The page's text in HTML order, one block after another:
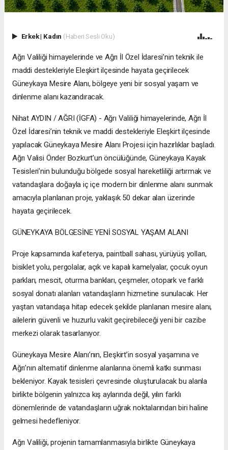
Erkek| Kadın (Haberi Sesli Oku)
Ağrı Valiliği himayelerinde ve Ağrı İl Özel İdaresi’nin teknik ile
maddi destekleriyle Eleşkirt ilçesinde hayata geçirilecek
Güneykaya Mesire Alanı, bölgeye yeni bir sosyal yaşam ve
dinlenme alanı kazandıracak.
Nihat AYDIN / AĞRI (İGFA) - Ağrı Valiliği himayelerinde, Ağrı İl
Özel İdaresi’nin teknik ve maddi destekleriyle Eleşkirt ilçesinde
yapılacak Güneykaya Mesire Alanı Projesi için hazırlıklar başladı.
Ağrı Valisi Önder Bozkurt’un öncülüğünde, Güneykaya Kayak
Tesisleri’nin bulunduğu bölgede sosyal hareketliliği artırmak ve
vatandaşlara doğayla iç içe modern bir dinlenme alanı sunmak
amacıyla planlanan proje, yaklaşık 50 dekar alan üzerinde
hayata geçirilecek.
GÜNEYKAYA BÖLGESİNE YENİ SOSYAL YAŞAM ALANI
Proje kapsamında kafeterya, paintball sahası, yürüyüş yolları,
bisiklet yolu, pergolalar, açık ve kapalı kamelyalar, çocuk oyun
parkları, mescit, oturma bankları, çeşmeler, otopark ve farklı
sosyal donatı alanları vatandaşların hizmetine sunulacak. Her
yaştan vatandaşa hitap edecek şekilde planlanan mesire alanı,
ailelerin güvenli ve huzurlu vakit geçirebileceği yeni bir cazibe
merkezi olarak tasarlanıyor.
Güneykaya Mesire Alanı’nın, Eleşkirt’in sosyal yaşamına ve
Ağrı’nın alternatif dinlenme alanlarına önemli katkı sunması
bekleniyor. Kayak tesisleri çevresinde oluşturulacak bu alanla
birlikte bölgenin yalnızca kış aylarında değil, yılın farklı
dönemlerinde de vatandaşların uğrak noktalarından biri haline
gelmesi hedefleniyor.
Ağrı Valiliği, projenin tamamlanmasıyla birlikte Güneykaya